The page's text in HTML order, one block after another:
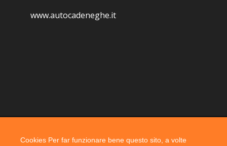
www.autocadeneghe.it
Cookies Per far funzionare bene questo sito, a volte